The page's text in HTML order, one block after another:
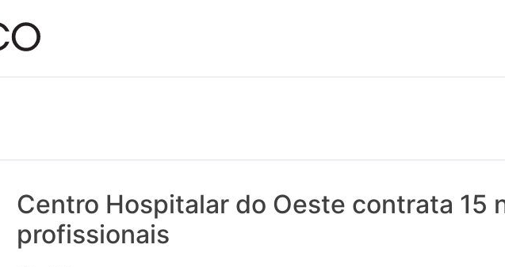
os Médicos. Onde as notícias realmente contam! Tudo o que se passa na Saúde!
Centro Hospitalar do Oeste contrata 15
profissionais